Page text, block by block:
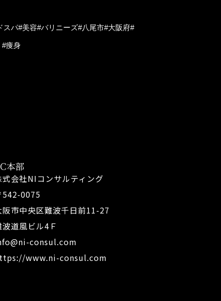
パ#美容#バリニーズ#八尾市#大阪府#
痩身
本部
式会社NIコンサルティング
542-0075
阪市中央区難波千日前11-27
波道風ビル4Ｆ
consul.com
www.ni-consul.com